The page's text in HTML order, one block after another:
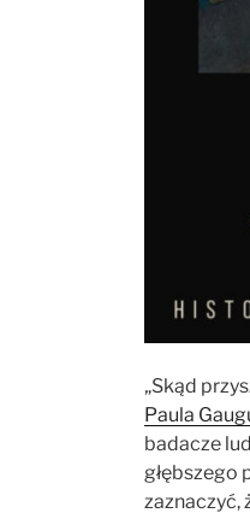
„Skąd
Paula
badacze
głębszego
zaznaczyć,